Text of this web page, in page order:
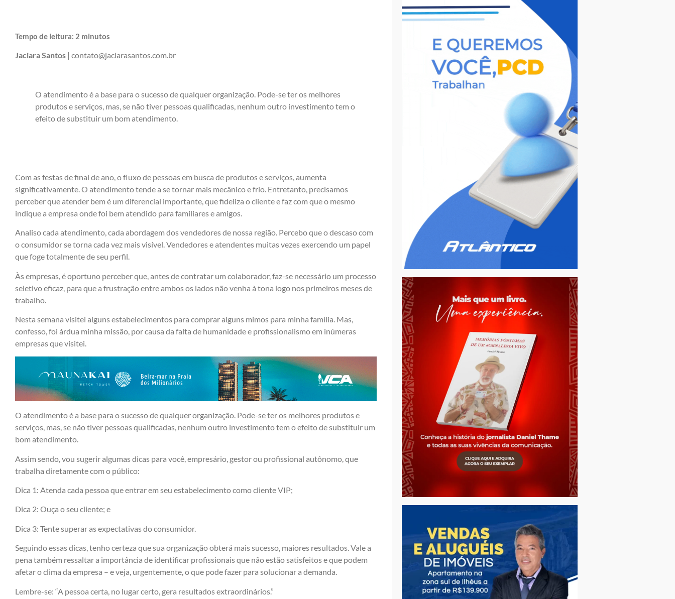
Tempo de leitura: 2 minutos
Jaciara Santos | contato@jaciarasantos.com.br
O atendimento é a base para o sucesso de qualquer organização. Pode-se ter os melhores
produtos e serviços, mas, se não tiver pessoas qualificadas, nenhum outro investimento tem o
efeito de substituir um bom atendimento.
Com as festas de final de ano, o fluxo de pessoas em busca de produtos e serviços, aumenta
significativamente. O atendimento tende a se tornar mais mecânico e frio. Entretanto, precisamos
perceber que atender bem é um diferencial importante, que fideliza o cliente e faz com que o mesmo
indique a empresa onde foi bem atendido para familiares e amigos.
Analiso cada atendimento, cada abordagem dos vendedores de nossa região. Percebo que o descaso com
o consumidor se torna cada vez mais visível. Vendedores e atendentes muitas vezes exercendo um papel
que foge totalmente de seu perfil.
Às empresas, é oportuno perceber que, antes de contratar um colaborador, faz-se necessário um processo
seletivo eficaz, para que a frustração entre ambos os lados não venha à tona logo nos primeiros meses de
trabalho.
Nesta semana visitei alguns estabelecimentos para comprar alguns mimos para minha família. Mas,
confesso, foi árdua minha missão, por causa da falta de humanidade e profissionalismo em inúmeras
empresas que visitei.
O atendimento é a base para o sucesso de qualquer organização. Pode-se ter os melhores produtos e
serviços, mas, se não tiver pessoas qualificadas, nenhum outro investimento tem o efeito de substituir um
bom atendimento.
Assim sendo, vou sugerir algumas dicas para você, empresário, gestor ou profissional autônomo, que
trabalha diretamente com o público:
Dica 1: Atenda cada pessoa que entrar em seu estabelecimento como cliente VIP;
Dica 2: Ouça o seu cliente; e
Dica 3: Tente superar as expectativas do consumidor.
Seguindo essas dicas, tenho certeza que sua organização obterá mais sucesso, maiores resultados. Vale a
pena também ressaltar a importância de identificar profissionais que não estão satisfeitos e que podem
afetar o clima da empresa – e veja, urgentemente, o que pode fazer para solucionar a demanda.
Lembre-se: “A pessoa certa, no lugar certo, gera resultados extraordinários.”